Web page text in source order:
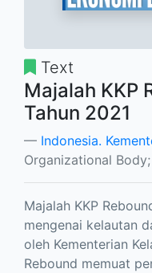
Text
Majalah KKP
Tahun 2021
Indonesia.
Organizational Body;
Majalah KKP
mengenai kelautan
oleh Kementerian
Rebound memuat